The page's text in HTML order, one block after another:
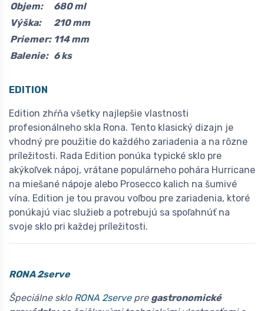
Objem:
680 ml
Výška:
210 mm
Priemer: 114 mm
Balenie: 6 ks
EDITION
Edition zhŕňa všetky najlepšie vlastnosti
profesionálneho skla Rona. Tento klasický dizajn je
vhodný pre použitie do každého zariadenia a na rôzne
príležitosti. Rada Edition ponúka typické sklo pre
akýkoľvek nápoj, vrátane populárneho pohára Hurricane
na miešané nápoje alebo Prosecco kalich na šumivé
vína. Edition je tou pravou voľbou pre zariadenia, ktoré
ponúkajú viac služieb a potrebujú sa spoľahnúť na
svoje sklo pri každej príležitosti.
RONA 2serve
Špeciálne sklo RONA 2servepre gastronomické